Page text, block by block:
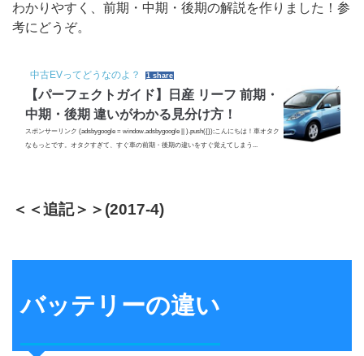
わかりやすく、前期・中期・後期の解説を作りました！参
考にどうぞ。
中古EVってどうなのよ？ 1 share
【パーフェクトガイド】日産 リーフ 前期・
中期・後期 違いがわかる見分け方！
スポンサーリンク (adsbygoogle = window.adsbygoogle || ).push({});こんにちは！車オタク
なもっとです。オタクすぎて、すぐ車の前期・後期の違いをすぐ覚えてしまう...
＜＜追記＞＞(2017-4)
バッテリーの違い